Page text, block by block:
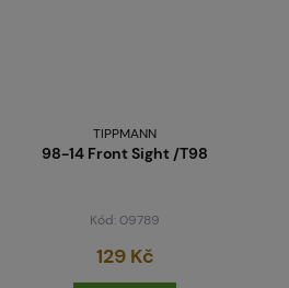
TIPPMANN
98-14 Front Sight /T98
Kód: 09789
129 Kč